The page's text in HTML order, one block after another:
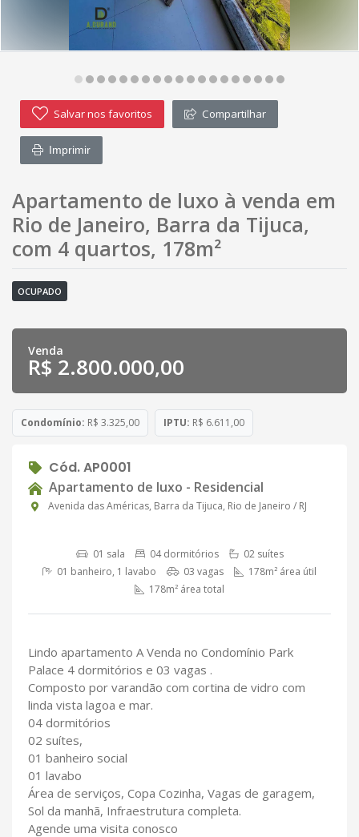
Salvar nos favoritos Compartilhar
Imprimir
Apartamento de luxo à venda em
Rio de Janeiro, Barra da Tijuca,
com 4 quartos, 178m²
OCUPADO
Venda
R$ 2.800.000,00
Condomínio: R$ 3.325,00 IPTU: R$ 6.611,00
Cód. AP0001
Apartamento de luxo - Residencial
Avenida das Américas, Barra da Tijuca, Rio de Janeiro / RJ
01 sala 04 dormitórios
02 suítes
01 banheiro, 1 lavabo
03 vagas
178m² área útil
178m² área total
Lindo apartamento A Venda no Condomínio Park
Palace 4 dormitórios e 03 vagas .
Composto por varandão com cortina de vidro com
linda vista lagoa e mar.
04 dormitórios
02 suítes,
01 banheiro social
01 lavabo
Área de serviços, Copa Cozinha, Vagas de garagem,
Sol da manhã, Infraestrutura completa.
Agende uma visita conosco